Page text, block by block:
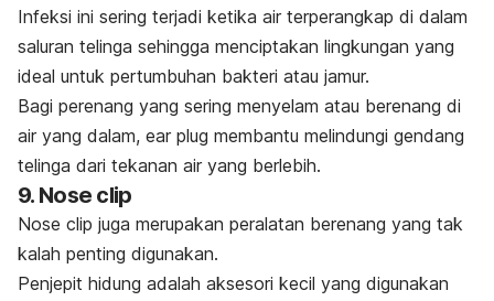
Infeksi ini sering terjadi ketika air terperangkap di dalam
saluran telinga sehingga menciptakan lingkungan yang
ideal untuk pertumbuhan bakteri atau jamur.
Bagi perenang yang sering menyelam atau berenang di
air yang dalam, ear plug membantu melindungi gendang
telinga dari tekanan air yang berlebih.
9. Nose clip
Nose clip juga merupakan peralatan berenang yang tak
kalah penting digunakan.
Penjepit hidung adalah aksesori kecil yang digunakan